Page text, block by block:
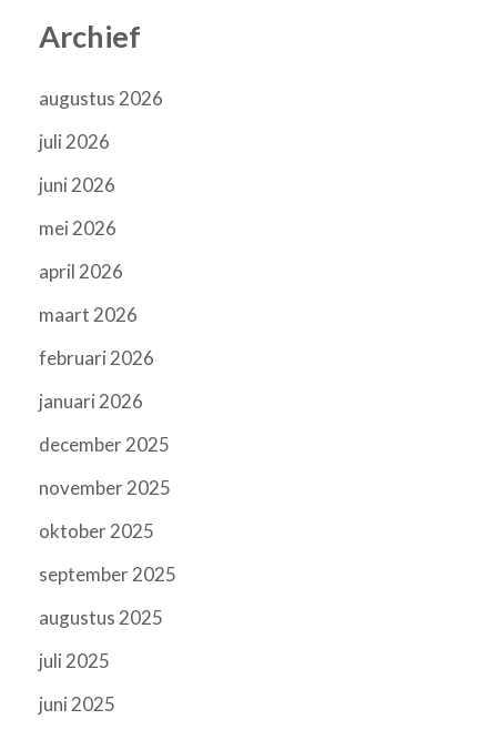
Archief
augustus 2026
juli 2026
juni 2026
mei 2026
april 2026
maart 2026
februari 2026
januari 2026
december 2025
november 2025
oktober 2025
september 2025
augustus 2025
juli 2025
juni 2025